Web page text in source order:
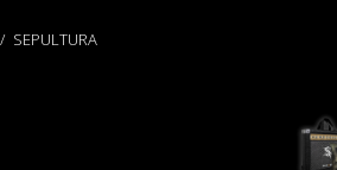
SEPULTURA